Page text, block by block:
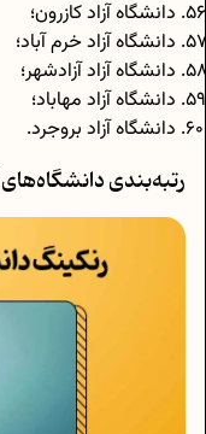
دانشگاه آزاد کازرون؛
دانشگاه آزاد خرم آباد؛
دانشگاه آزاد آزادشهر؛
دانشگاه آزاد مهاباد؛
دانشگاه آزاد بروجرد.
رتبه‌بندی